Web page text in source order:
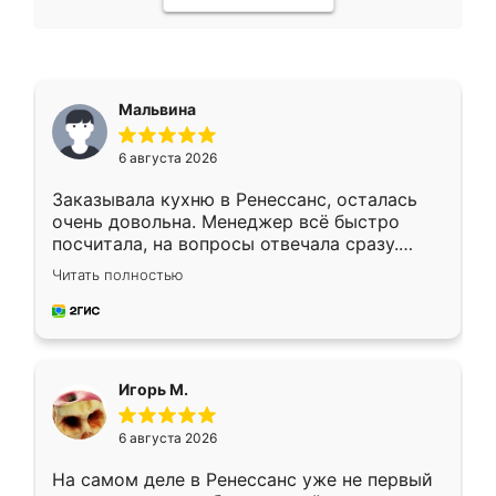
Мальвина
6 августа 2026
Заказывала кухню в Ренессанс, осталась
очень довольна. Менеджер всё быстро
посчитала, на вопросы отвечала сразу.
Замерщик приехал в субботу, подошёл к
делу со всей ответственностью. Собрали
за день, ребята работали аккуратно, даже
Читать полностью
Игорь М.
6 августа 2026
На самом деле в Ренессанс уже не первый